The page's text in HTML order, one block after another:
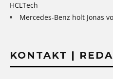
HCLTech
Mercedes-Benz holt Jonas
KONTAKT |